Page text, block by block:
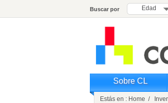
Buscar por Edad
Sobre CL
Estás en : Home /